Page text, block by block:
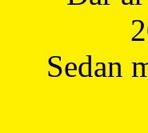
Sedan